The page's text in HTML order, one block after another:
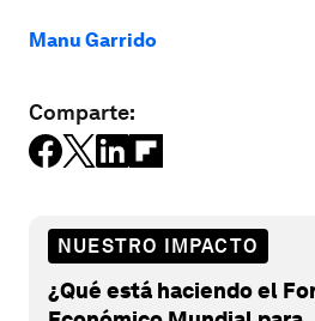
Manu Garrido
Comparte:
NUESTRO IMPACTO
¿Qué está haciendo el